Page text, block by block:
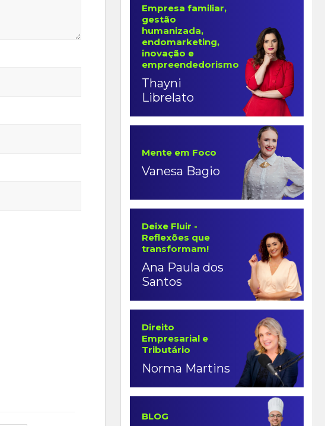
Empresa familiar,
gestão
humanizada,
endomarketing,
inovação e
empreendedorismo
Thayni
Librelato
Mente em Foco
Vanesa Bagio
Deixe Fluir -
Reflexões que
transformam!
Ana Paula dos
Santos
Direito
Empresarial e
Tributário
Norma Martins
BLOG